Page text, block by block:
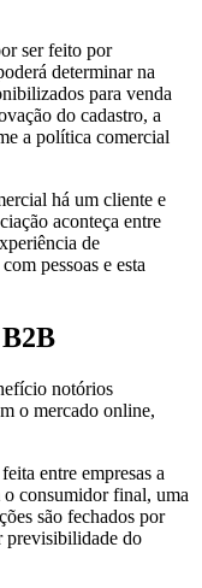
ser feito por
determinar na
para venda
do cadastro, a
a política comercial
há um cliente e
aconteça entre
de
pessoas e esta
notórios
o mercado online,
entre empresas a
consumidor final, uma
são fechados por
previsibilidade do